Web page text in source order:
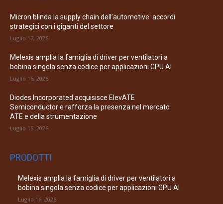
Micron blinda la supply chain dell’automotive: accordi
strategici con i giganti del settore
Luglio 17, 2026
Melexis amplia la famiglia di driver per ventilatori a
bobina singola senza codice per applicazioni GPU AI
Luglio 16, 2026
Diodes Incorporated acquisisce ElevATE
Semiconductor e rafforza la presenza nel mercato
ATE e della strumentazione
Luglio 15, 2026
PRODOTTI
Melexis amplia la famiglia di driver per ventilatori a
bobina singola senza codice per applicazioni GPU AI
Luglio 16, 2026